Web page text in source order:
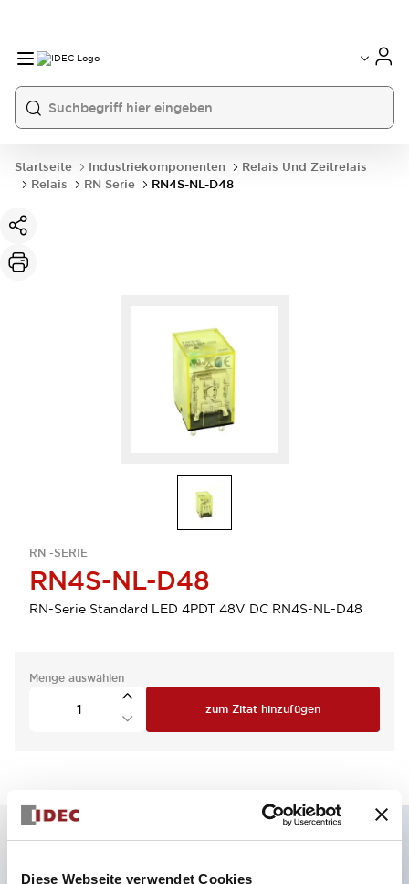
Diese Webseite verwendet Cookies
Startseite Industriekomponenten
Relais Und Zeitrelais
Relais
RN Serie RN4S-NL-D48
RN -SERIE
RN4S-NL-D48
RN-Serie Standard LED 4PDT 48V DC RN4S-NL-D48
Menge auswählen
zum Zitat hinzufügen
Hauptmerkmale